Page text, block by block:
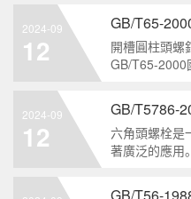
標準。本文
及制造要求等
解。1. 六角頭
2024-09
12
開槽圓柱頭螺
GB/T65-2000
領域，幫助
么是GB/T65-
200
2024-09
12
六角頭螺栓是
著廣泛的應用
兩個方面，